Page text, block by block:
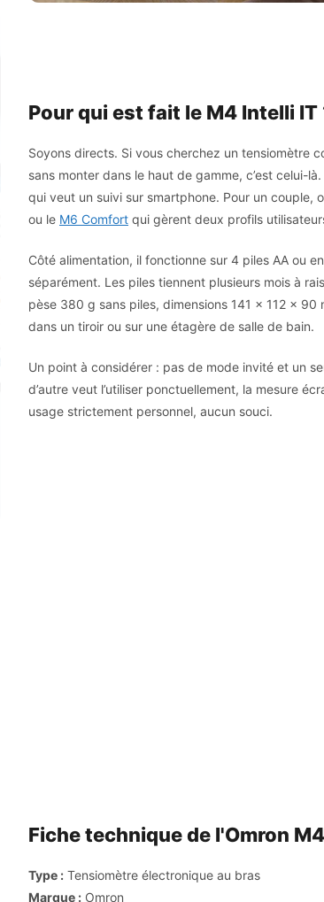
Pour qui est fait le M4 Intelli IT
Soyons directs. Si vous cherchez un tensiomètre
sans monter dans le haut de gamme, c’est celui-
qui veut un suivi sur smartphone. Pour un couple,
ou le M6 Comfort qui gèrent deux profils
Côté alimentation, il fonctionne sur 4 piles AA ou
séparément. Les piles tiennent plusieurs mois à
pèse 380 g sans piles, dimensions 141 x 112 x
dans un tiroir ou sur une étagère de salle de bain.
Un point à considérer : pas de mode invité et un
d’autre veut l’utiliser ponctuellement, la mesure
usage strictement personnel, aucun souci.
Fiche technique de l'Omron
Type : Tensiomètre électronique au bras
Marque : Omron